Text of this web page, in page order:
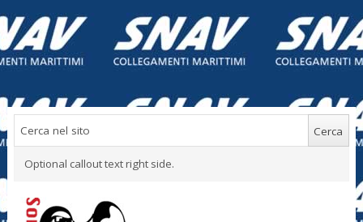
Optional callout text right side.